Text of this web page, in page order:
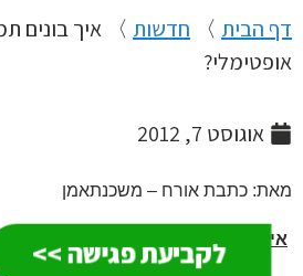
לקביעת פגישה >>
〉חדשות〉איך בונים
אוגוסט 7, 2012
כתבת אורח – משכנתאמן
בונים תמהיל משכנתא?